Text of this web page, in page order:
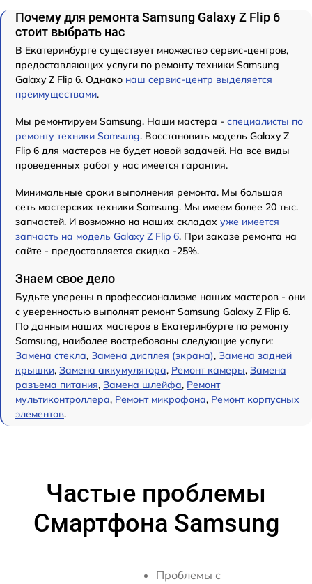
Почему для ремонта Samsung Galaxy Z Flip 6
стоит выбрать нас
В Екатеринбурге существует множество сервис-центров,
предоставляющих услуги по ремонту техники Samsung
Galaxy Z Flip 6. Однако наш сервис-центр выделяется
преимуществами.
Мы ремонтируем Samsung. Наши мастера - специалисты по
ремонту техники Samsung. Восстановить модель Galaxy Z
Flip 6 для мастеров не будет новой задачей. На все виды
проведенных работ у нас имеется гарантия.
Минимальные сроки выполнения ремонта. Мы большая
сеть мастерских техники Samsung. Мы имеем более 20 тыс.
запчастей. И возможно на наших складах уже имеется
запчасть на модель Galaxy Z Flip 6. При заказе ремонта на
сайте - предоставляется скидка -25%.
Знаем свое дело
Будьте уверены в профессионализме наших мастеров - они
с уверенностью выполнят ремонт Samsung Galaxy Z Flip 6.
По данным наших мастеров в Екатеринбурге по ремонту
Samsung, наиболее востребованы следующие услуги:
Замена стекла, Замена дисплея (экрана), Замена задней
крышки, Замена аккумулятора, Ремонт камеры, Замена
разъема питания, Замена шлейфа, Ремонт
мультиконтроллера, Ремонт микрофона, Ремонт корпусных
элементов.
Частые проблемы
Смартфона Samsung
Проблемы с